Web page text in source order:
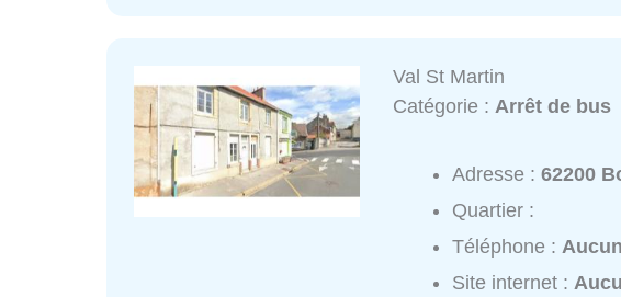
Val St Martin
Catégorie :Arrêt de bus
Adresse :62200
Quartier :
Téléphone :
Site internet :